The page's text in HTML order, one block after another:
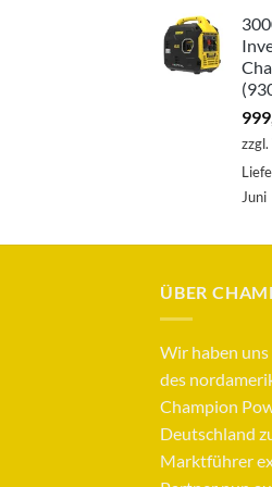
zzgl.
Juni
ÜBER
Wir haben
des
Champion
Deutschland
Marktführer